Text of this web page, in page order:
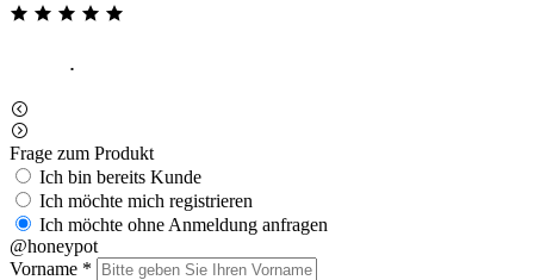
Frage zum Produkt
Ich bin bereits Kunde
Ich möchte mich registrieren
Ich möchte ohne Anmeldung anfragen
@honeypot
Vorname *